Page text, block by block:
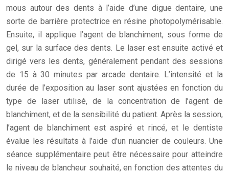
mous autour des dents à l’aide d’une digue dentaire, une
sorte de barrière protectrice en résine photopolymérisable.
Ensuite, il applique l’agent de blanchiment, sous forme de
gel, sur la surface des dents. Le laser est ensuite activé et
dirigé vers les dents, généralement pendant des sessions
de 15 à 30 minutes par arcade dentaire. L’intensité et la
durée de l’exposition au laser sont ajustées en fonction du
type de laser utilisé, de la concentration de l’agent de
blanchiment, et de la sensibilité du patient. Après la session,
l’agent de blanchiment est aspiré et rincé, et le dentiste
évalue les résultats à l’aide d’un nuancier de couleurs. Une
séance supplémentaire peut être nécessaire pour atteindre
le niveau de blancheur souhaité, en fonction des attentes du